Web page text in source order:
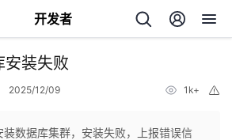
开发者
安装失败
2025/12/09 1k+
装数据库集群，安装失败，上报错误信